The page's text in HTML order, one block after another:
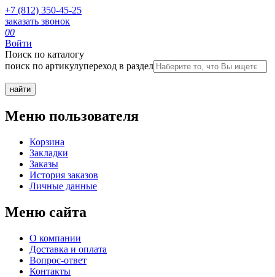
+7 (812) 350-45-25
заказать звонок
00
Войти
Поиск по каталогу
поиск по артикулупереход в раздел
Меню пользователя
Корзина
Закладки
Заказы
История заказов
Личные данные
Меню сайта
О компании
Доставка и оплата
Вопрос-ответ
Контакты